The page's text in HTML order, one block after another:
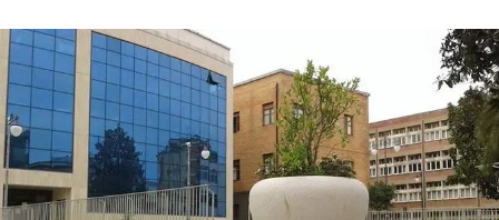
SOCIETÀ
CULTURA
ECONOMIA E LAVORO
EVENTI